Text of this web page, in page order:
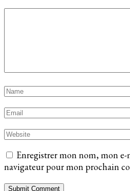
Enregistrer mon nom, mon
navigateur pour mon prochain